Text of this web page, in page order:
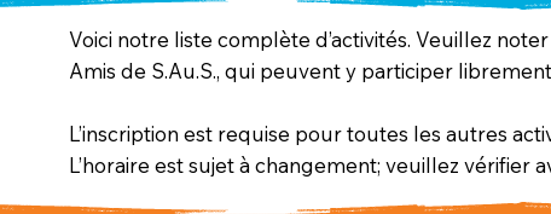
Voici notre liste complète d’activités. Veuillez
Amis de S.Au.S., qui peuvent y participer
L’inscription est requise pour toutes les autres
L’horaire est sujet à changement; veuillez vérifier